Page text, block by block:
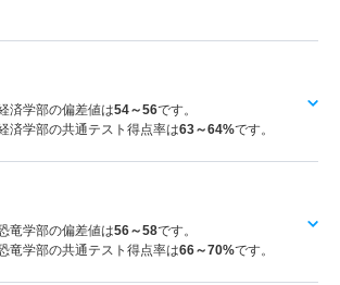
済学部の偏差値は54～56です。
済学部の共通テスト得点率は63～64%です。
竜学部の偏差値は56～58です。
竜学部の共通テスト得点率は66～70%です。